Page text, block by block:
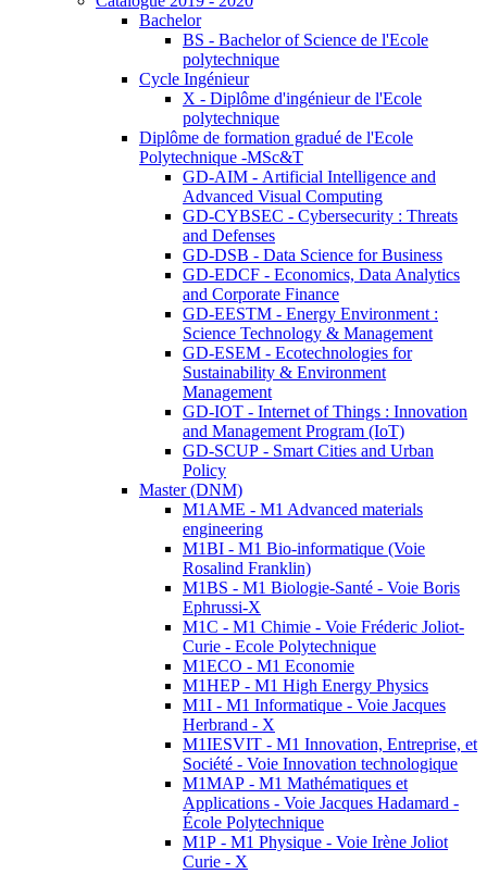
Bachelor
BS - Bachelor of Science de l'Ecole
polytechnique
Cycle Ingénieur
X - Diplôme d'ingénieur de l'Ecole
polytechnique
Diplôme de formation gradué de l'Ecole
Polytechnique -MSc&T
GD-AIM - Artificial Intelligence and
Advanced Visual Computing
GD-CYBSEC - Cybersecurity : Threats
and Defenses
GD-DSB - Data Science for Business
GD-EDCF - Economics, Data Analytics
and Corporate Finance
GD-EESTM - Energy Environment :
Science Technology & Management
GD-ESEM - Ecotechnologies for
Sustainability & Environment
Management
GD-IOT - Internet of Things : Innovation
and Management Program (IoT)
GD-SCUP - Smart Cities and Urban
Policy
Master (DNM)
M1AME - M1 Advanced materials
engineering
M1BI - M1 Bio-informatique (Voie
Rosalind Franklin)
M1BS - M1 Biologie-Santé - Voie Boris
Ephrussi-X
M1C - M1 Chimie - Voie Fréderic Joliot-
Curie - Ecole Polytechnique
M1ECO - M1 Economie
M1HEP - M1 High Energy Physics
M1I - M1 Informatique - Voie Jacques
Herbrand - X
M1IESVIT - M1 Innovation, Entreprise, et
Société - Voie Innovation technologique
M1MAP - M1 Mathématiques et
Applications - Voie Jacques Hadamard -
École Polytechnique
M1P - M1 Physique - Voie Irène Joliot
Curie - X